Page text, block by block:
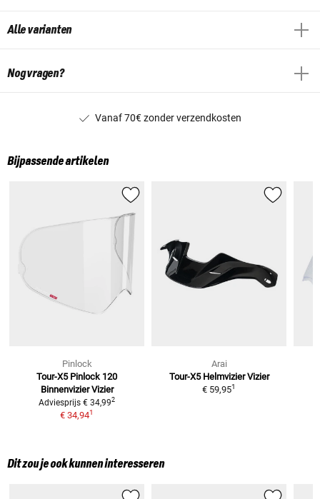
Alle varianten
Nog vragen?
Vanaf 70€ zonder verzendkosten
Bijpassende artikelen
Pinlock
Tour-X5 Pinlock 120
Binnenvizier Vizier
Adviesprijs € 34,992
€ 34,941
Arai
Tour-X5 Helmvizier Vizier
€ 59,951
Dit zou je ook kunnen interesseren